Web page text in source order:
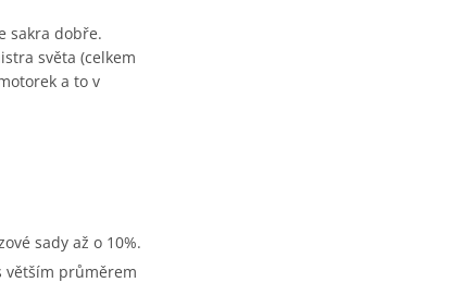
sakra dobře.
světa (celkem
a to v
sady až o 10%.
větším průměrem